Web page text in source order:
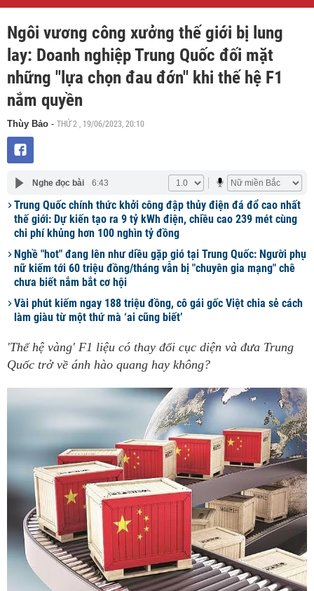
Ngôi vương công xưởng thế giới bị lung
lay: Doanh nghiệp Trung Quốc đối mặt
những "lựa chọn đau đớn" khi thế hệ F1
nắm quyền
Thùy Bảo - THỨ 2 , 19/06/2023, 20:10
Nghe đọc bài 6:43
Trung Quốc chính thức khởi công đập thủy điện đá đổ cao nhất
thế giới: Dự kiến tạo ra 9 tỷ kWh điện, chiều cao 239 mét cùng
chi phí khủng hơn 100 nghìn tỷ đồng
Nghề "hot" đang lên như diều gặp gió tại Trung Quốc: Người phụ
nữ kiếm tới 60 triệu đồng/tháng vẫn bị "chuyên gia mạng" chê
chưa biết nắm bắt cơ hội
Vài phút kiếm ngay 188 triệu đồng, cô gái gốc Việt chia sẻ cách
làm giàu từ một thứ mà ‘ai cũng biết’
'Thế hệ vàng' F1 liệu có thay đổi cục diện và đưa Trung
Quốc trở về ánh hào quang hay không?